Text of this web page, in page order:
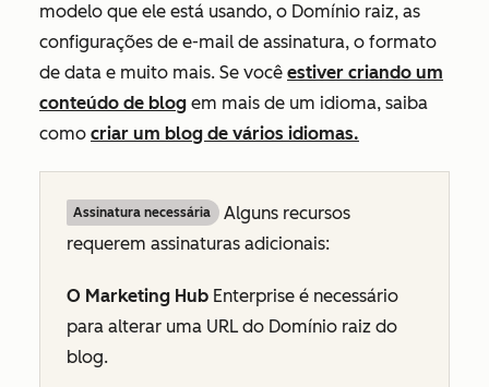
modelo que ele está usando, o Domínio raiz, as
configurações de e-mail de assinatura, o formato
de data e muito mais. Se você estiver criando um
conteúdo de blog em mais de um idioma, saiba
como criar um blog de vários idiomas.
Assinatura necessária
Alguns recursos
requerem assinaturas adicionais:
O Marketing Hub Enterprise é necessário
para alterar uma URL do Domínio raiz do
blog.